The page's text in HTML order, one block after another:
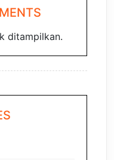
ditampilkan.